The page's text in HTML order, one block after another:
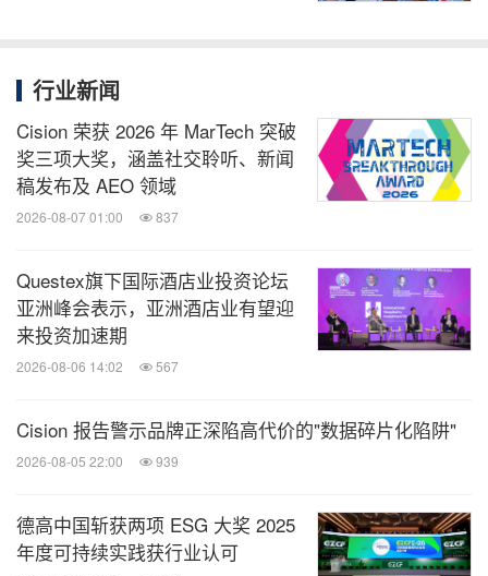
副院长龙桂鲁，北京交通大学经济管理学院副院长、
教授、博士生导师裘晓东，北京大数据研究院保险大
数据研究中心主任、北京大学软微学院金融管理系教
授赵占波，中央财经大学财经研究院教授、博士生导
总经理周榕，因极科技副总经理郦佳慧，玛特宇宙品
牌合伙人欧阳进，RockAI CTO杨华，洛必德科技
COO侍启山，开普云战略投资部总经理姜全，天九
蝶 数字化转型咨询部总监王国宝，即享影像市场VP
王金明，艾迪康医学检验中心副总裁及营销中心负责
有限公司事业一部市场负责人孙盟，福瑞股份战略市
场部负责人李华云，光羿科技市场总监苏媛，北京华
行业新闻
Cision 荣获 2026 年 MarTech 突破
奖三项大奖，涵盖社交聆听、新闻
稿发布及 AEO 领域
2026-08-07 01:00 837
Questex旗下国际酒店业投资论坛
亚洲峰会表示，亚洲酒店业有望迎
来投资加速期
2026-08-06 14:02 567
Cision 报告警示品牌正深陷高代价的"数据碎片化陷阱"
2026-08-05 22:00 939
德高中国斩获两项 ESG 大奖 2025
年度可持续实践获行业认可